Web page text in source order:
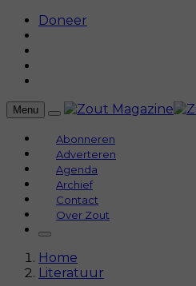
Doneer
Menu
Abonneren
Adverteren
Agenda
Archief
Contact
Over Zout
Home
Literatuur